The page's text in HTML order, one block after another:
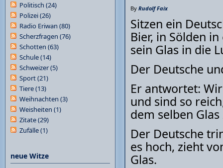
By Rudolf Faix
Sitzen ein
Bier, in Sölden
sein Glas in die
Der Deutsche
Er antwortet:
und sind so
dem selben
Der Deutsche
es hoch, zieht
Glas.
Politisch (24)
Polizei(26)
Radio Eriwan (80)
Scherzfragen (76)
Schotten (63)
Schule(14)
Schweizer(5)
Sport(21)
Tiere(13)
Weihnachten (3)
Weisheiten (1)
Zitate(29)
Zufälle(1)
neue Witze